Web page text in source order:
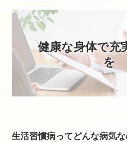
アクセス
健康な身体で充
を
生活習慣病ってどんな病気な